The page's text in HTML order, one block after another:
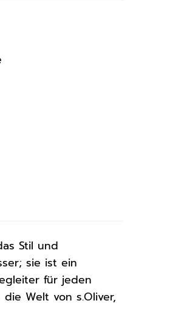
Stil und
sie ist ein
für jeden
Welt von s.Oliver,